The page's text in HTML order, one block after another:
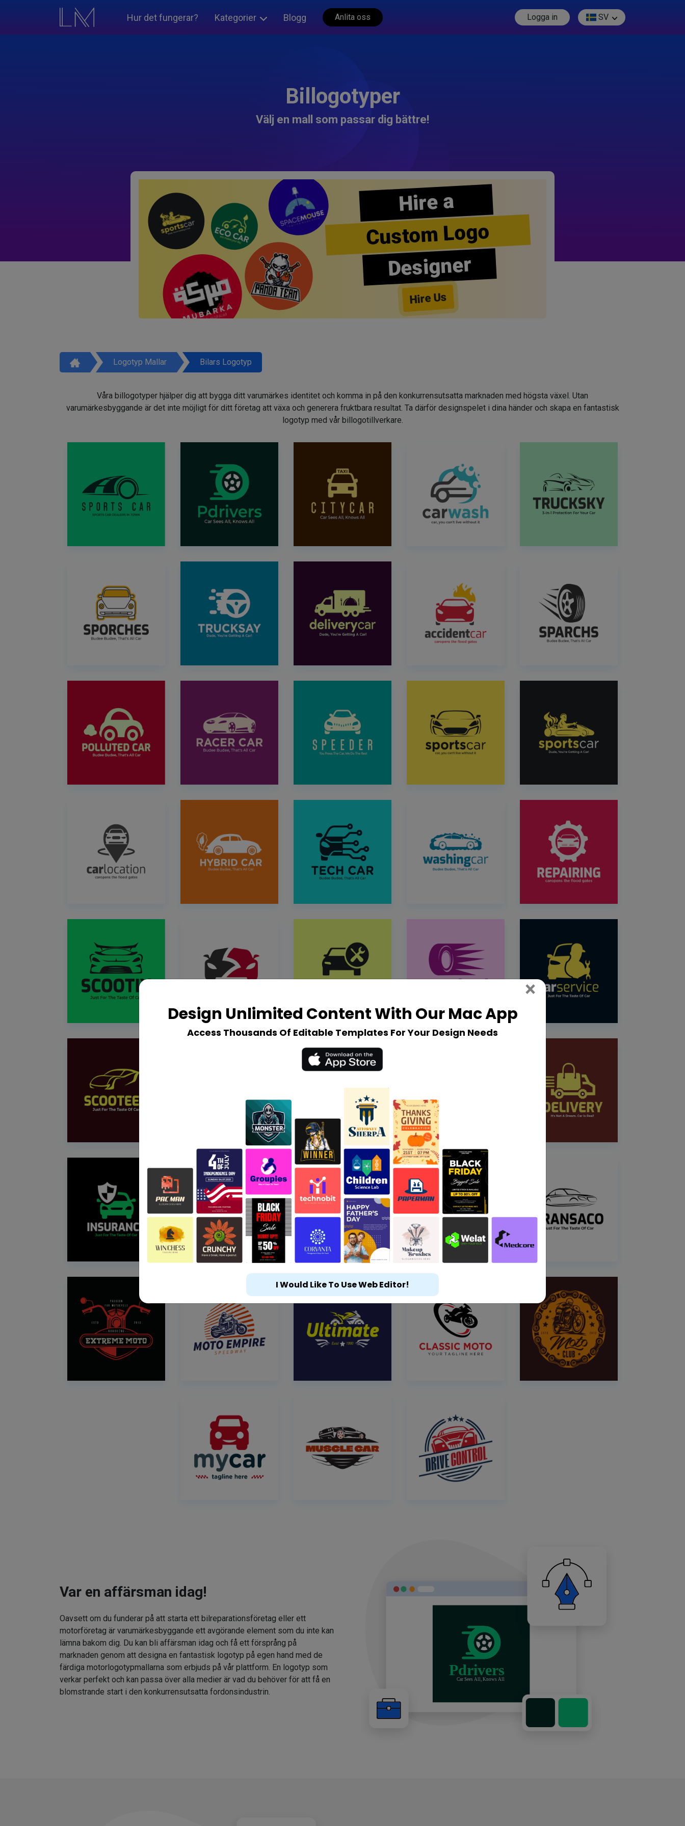
Hur det fungerar? Kategorier Blogg Anlita oss Logga in SV
Billogotyper
Välj en mall som passar dig bättre!
Hire a
Custom Logo
Designer
Hire Us
Logotyp Mallar Bilars Logotyp
Våra billogotyper hjälper dig att bygga ditt varumärkes identitet och komma in på den konkurrensutsatta marknaden med högsta växel. Utan
varumärkesbyggande är det inte möjligt för ditt företag att växa och generera fruktbara resultat. Ta därför designspelet i dina händer och skapa en fantastisk
logotyp med vår billogotillverkare.
Var en affärsman idag!
Oavsett om du funderar på att starta ett bilreparationsföretag eller ett
motorföretag är varumärkesbyggande ett avgörande element som du inte kan
lämna bakom dig. Du kan bli affärsman idag och få ett försprång på
marknaden genom att designa en fantastisk logotyp på egen hand med de
färdiga motorlogotypmallarna som erbjuds på vår plattform. En logotyp som
verkar perfekt och kan passa över alla medier är vad du behöver för att få en
blomstrande start i den konkurrensutsatta fordonsindustrin.
Design Unlimited Content With Our Mac App
Access Thousands Of Editable Templates For Your Design Needs
× Close
I Would Like To Use Web Editor!